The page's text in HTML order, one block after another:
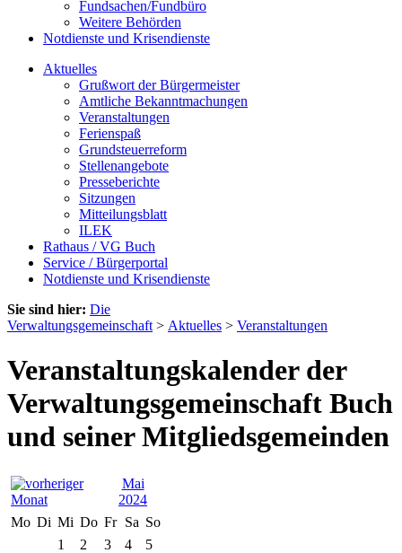
Fundsachen/Fundbüro
Weitere Behörden
Notdienste und Krisendienste
Aktuelles
Grußwort der Bürgermeister
Amtliche Bekanntmachungen
Veranstaltungen
Ferienspaß
Grundsteuerreform
Stellenangebote
Presseberichte
Sitzungen
Mitteilungsblatt
ILEK
Rathaus / VG Buch
Service / Bürgerportal
Notdienste und Krisendienste
Sie sind hier: Die
Verwaltungsgemeinschaft > Aktuelles > Veranstaltungen
Veranstaltungskalender der
Verwaltungsgemeinschaft Buch
und seiner Mitgliedsgemeinden
Mai
2024
Mo Di Mi Do Fr Sa So
1
2 3 4
5